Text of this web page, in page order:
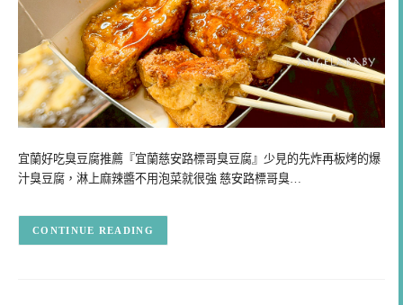
宜蘭好吃臭豆腐推薦『宜蘭慈安路標哥臭豆腐』少見的先炸再板烤的爆
汁臭豆腐，淋上麻辣醬不用泡菜就很強 慈安路標哥臭…
CONTINUE READING